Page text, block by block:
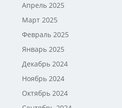
Апрель 2025
Март 2025
Февраль 2025
Январь 2025
Декабрь 2024
Ноябрь 2024
Октябрь 2024